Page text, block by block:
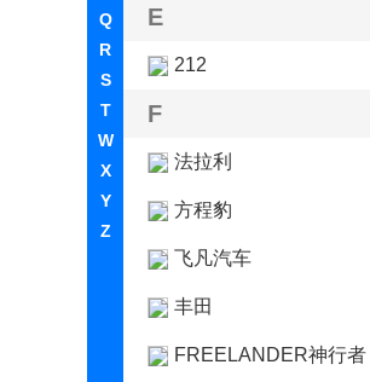
Q
R
S
T
W
X
Y
Z
E
212
F
法拉利
方程豹
飞凡汽车
丰田
FREELANDER神行者